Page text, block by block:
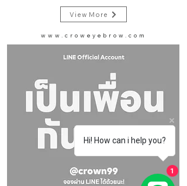
View More
www.croweyebrow.com
Hi! How can i help you?
1